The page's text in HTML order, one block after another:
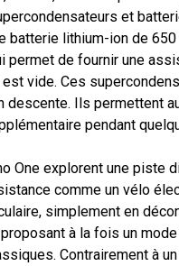
et
batterie lithium-ion de
de fournir une
vide. Ces
Ils permettent
pendant
One explorent une piste
comme un vélo
simplement en
à la fois un
Contrairement à